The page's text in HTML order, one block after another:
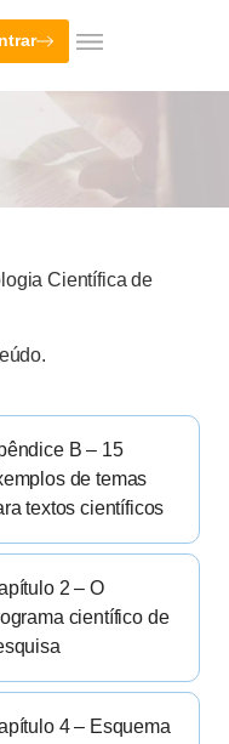
Científica de
B – 15
de temas
textos científicos
2 – O
científico de
4 – Esquema